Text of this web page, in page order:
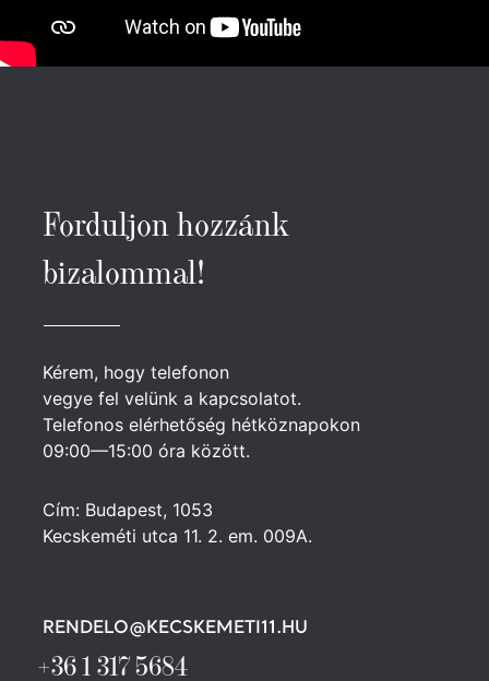
Forduljon hozzánk
bizalommal!
Kérem, hogy telefonon
vegye fel velünk a kapcsolatot.
Telefonos elérhetőség hétköznapokon
09:00—15:00 óra között.
Cím: Budapest, 1053
Kecskeméti utca 11. 2. em. 009A.
RENDELO@KECSKEMETI11.HU
+36 1 317 5684